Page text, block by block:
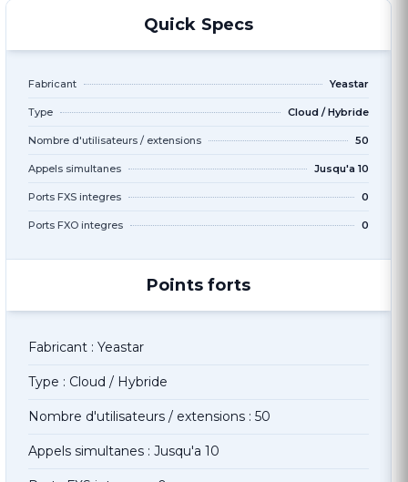
Quick Specs
Fabricant Yeastar
Type Cloud / Hybride
Nombre d'utilisateurs / extensions 50
Appels simultanes Jusqu'a 10
Ports FXS integres 0
Ports FXO integres 0
Points forts
Fabricant : Yeastar
Type : Cloud / Hybride
Nombre d'utilisateurs / extensions : 50
Appels simultanes : Jusqu'a 10